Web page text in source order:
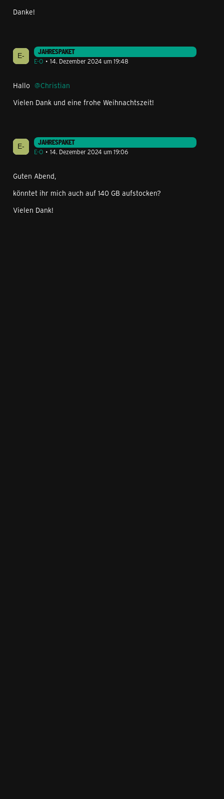
Danke!
JAHRESPAKET
E-O
14. Dezember 2024 um 19:48
Hallo
Christian
Vielen Dank und eine frohe Weihnachtszeit!
JAHRESPAKET
E-O
14. Dezember 2024 um 19:06
Guten Abend,
könntet ihr mich auch auf 140 GB aufstocken?
Vielen Dank!